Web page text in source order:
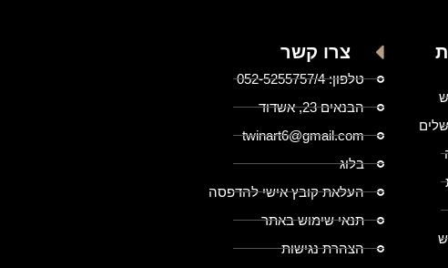
צרו קשר
טלפון: 052-5255757/4
הבנאים 23, אשדוד
twinart6@gmail.com
בלוג
העלאת קובץ אישי להדפסה
תנאי שימוש באתר
הצהרת נגישות